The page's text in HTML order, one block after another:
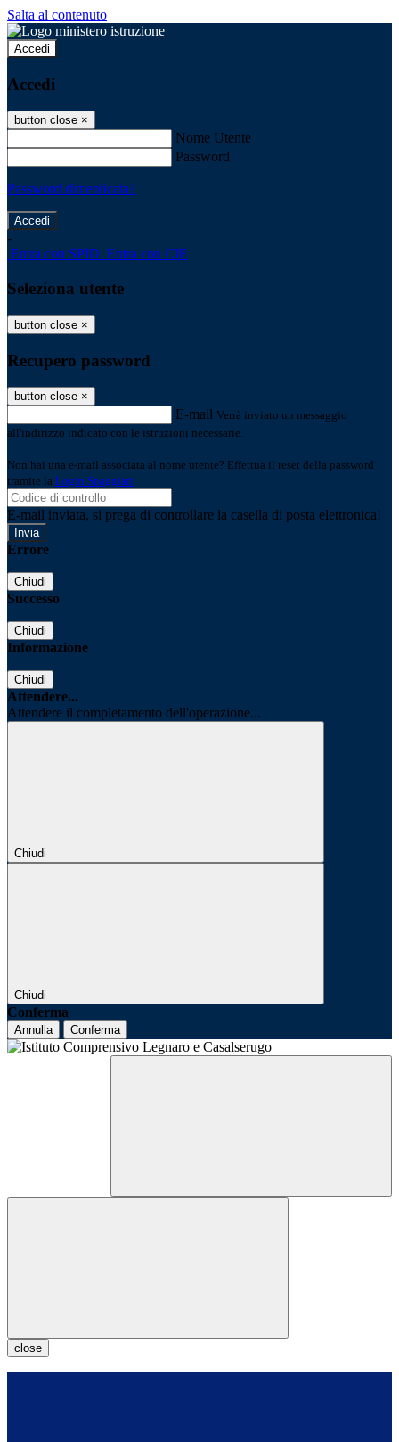
Salta al contenuto
Accedi
Accedi
button close ×
Nome Utente
Password
Password dimenticata?
-
Entra con SPID Entra con CIE
Seleziona utente
button close ×
Recupero password
button close ×
E-mail Verrà inviato un messaggio
all'indirizzo indicato con le istruzioni necessarie.
Non hai una e-mail associata al nome utente? Effettua il reset della password
tramite la Login Spaggiari
E-mail inviata, si prega di controllare la casella di posta elettronica!
Errore
Chiudi
Successo
Chiudi
Informazione
Chiudi
Attendere...
Attendere il completamento dell'operazione...
Chiudi
Chiudi
Conferma
Annulla Conferma
close